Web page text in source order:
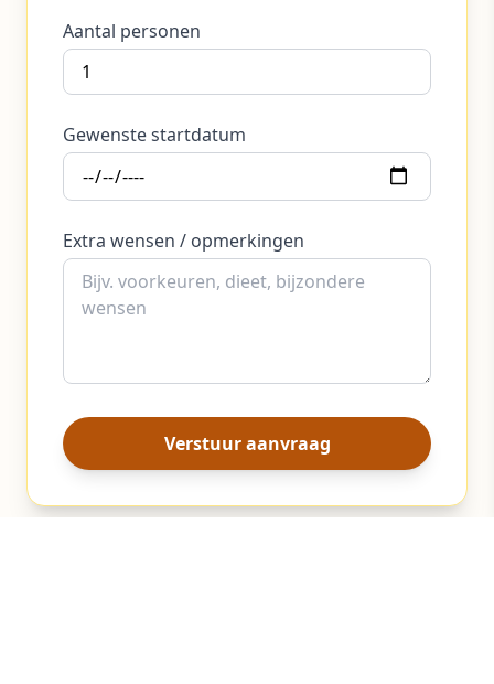
Aantal personen
Gewenste startdatum
Extra wensen / opmerkingen
Verstuur aanvraag